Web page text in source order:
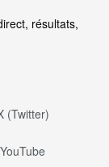
résultats,
(Twitter)
YouTube